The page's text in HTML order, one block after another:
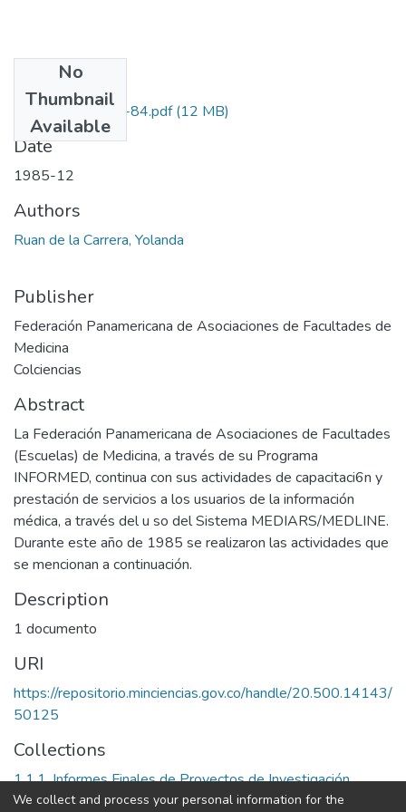
No
Thumbnail
Available
7204-03-001-84.pdf(12 MB)
Date
1985-12
Authors
Ruan de la Carrera, Yolanda
Publisher
Federación Panamericana de Asociaciones de Facultades de
Medicina
Colciencias
Abstract
La Federación Panamericana de Asociaciones de Facultades
(Escuelas) de Medicina, a través de su Programa
INFORMED, continua con sus actividades de capacitaci6n y
prestación de servicios a los usuarios de la información
médica, a través del u so del Sistema MEDIARS/MEDLINE.
Durante este año de 1985 se realizaron las actividades que
se mencionan a continuación.
Description
1 documento
URI
https://repositorio.minciencias.gov.co/handle/20.500.14143/
50125
Collections
1.1.1. Informes Finales de Proyectos de Investigación
We collect and process your personal information for the